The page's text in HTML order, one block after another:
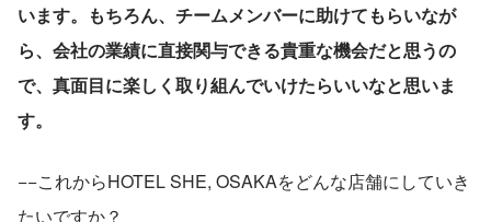
います。もちろん、チームメンバーに助けてもらいなが
ら、会社の業績に直接関与できる貴重な機会だと思うの
で、真面目に楽しく取り組んでいけたらいいなと思いま
す。
−−これからHOTEL SHE, OSAKAをどんな店舗にしていき
たいですか？